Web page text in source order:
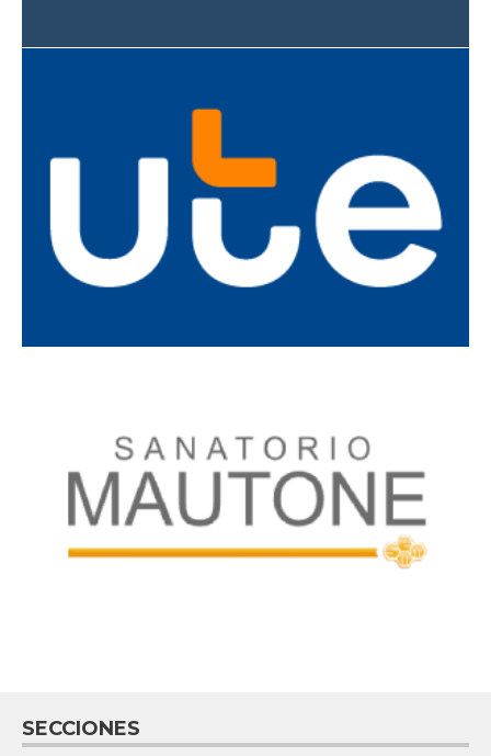
SECCIONES